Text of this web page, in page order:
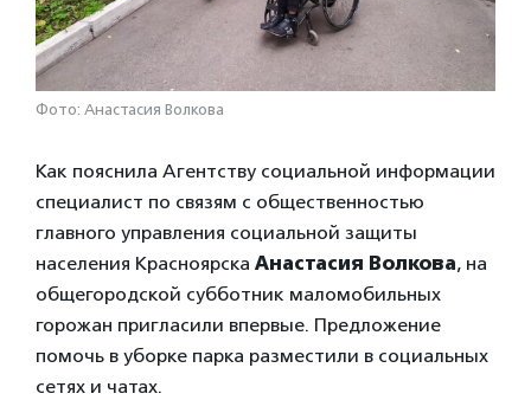
Фото: Анастасия Волкова
Как пояснила Агентству социальной информации
специалист по связям с общественностью
главного управления социальной защиты
населения Красноярска Анастасия Волкова, на
общегородской субботник маломобильных
горожан пригласили впервые. Предложение
помочь в уборке парка разместили в социальных
сетях и чатах.